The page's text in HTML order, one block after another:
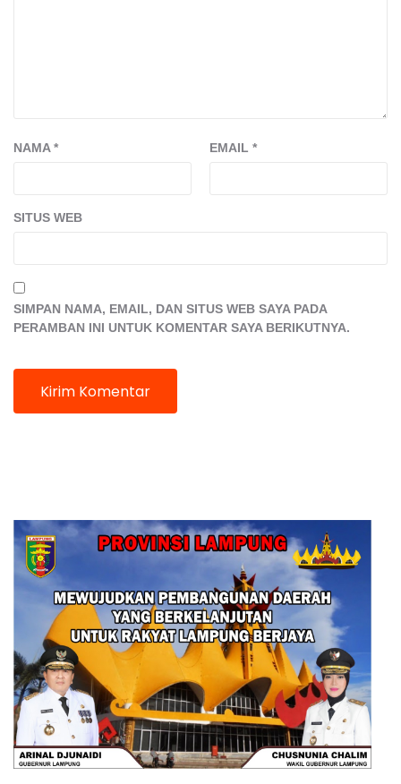
NAMA* EMAIL *
SITUS WEB
SIMPAN NAMA, EMAIL, DAN SITUS WEB SAYA PADA
PERAMBAN INI UNTUK KOMENTAR SAYA BERIKUTNYA.